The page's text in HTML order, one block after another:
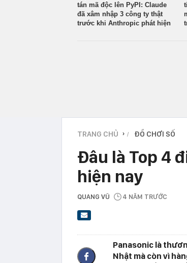
tán mã độc lên PyPI: Claude
đã xâm nhập 3 công ty thật
trước khi Anthropic phát hiện
TRANG CHỦ › ĐỒ CHƠI SỐ
Đâu là Top 4
hiện nay
QUANG VŨ 4 NĂM TRƯỚC
Panasonic là
Nhật mà còn vì